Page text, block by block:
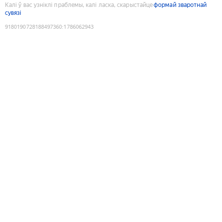
Калі ў вас узніклі праблемы, калі ласка, скарыстайцеформай зваротнай
сувязі
9180190728188497360:1786062943